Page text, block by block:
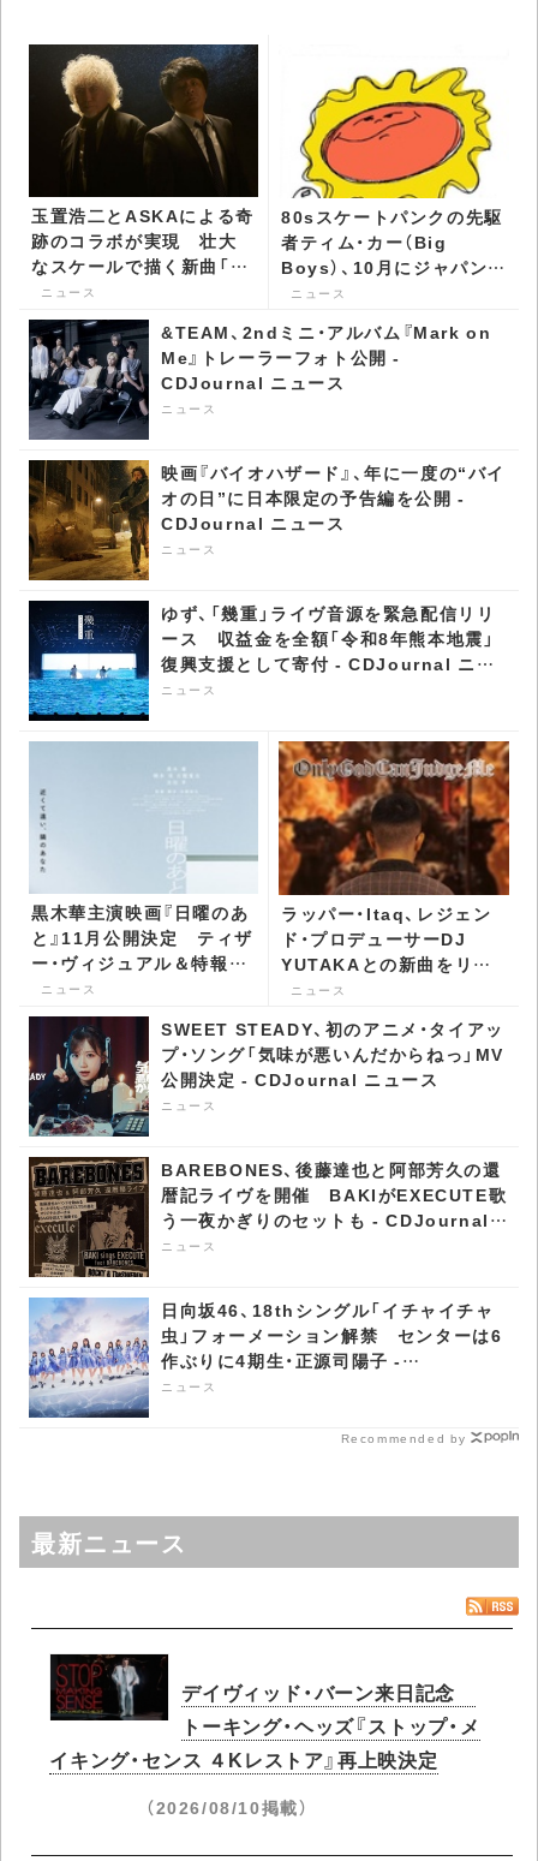
玉置浩二とASKAによる奇
跡のコラボが実現 壮大
なスケールで描く新曲「音
銀河」リリース決定 -
CDJournal ニュース
ニュース
80sスケートパンクの先駆
者ティム・カー（Big
Boys）、10月にジャパン・
ツアー開催 - CDJournal
ニュース
&TEAM、2ndミニ・アルバム『Mark on
Me』トレーラーフォト公開 -
CDJournal ニュース
ニュース
映画『バイオハザード』、年に一度の“バイ
オの日”に日本限定の予告編を公開 -
CDJournal ニュース
ニュース
ゆず、「幾重」ライヴ音源を緊急配信リリ
ース 収益金を全額「令和8年熊本地震」
復興支援として寄付 - CDJournal ニュ
ース
ニュース
黒木華主演映画『日曜のあ
と』11月公開決定 ティザ
ー・ヴィジュアル＆特報公
開 - CDJournal ニュース
ニュース
ラッパー・Itaq、レジェン
ド・プロデューサーDJ
YUTAKAとの新曲をリリ
ース - CDJournal ニュー
ニュース
SWEET STEADY、初のアニメ・タイアッ
プ・ソング「気味が悪いんだからねっ」MV
公開決定 - CDJournal ニュース
ニュース
BAREBONES、後藤達也と阿部芳久の還
暦記ライヴを開催 BAKIがEXECUTE歌
う一夜かぎりのセットも - CDJournal
ニュース
ニュース
日向坂46、18thシングル「イチャイチャ
虫」フォーメーション解禁 センターは6
作ぶりに4期生・正源司陽子 -
CDJournal ニュース
ニュース
Recommended by
最新ニュース
デイヴィッド・バーン来日記念
トーキング・ヘッズ『ストップ・メ
イキング・センス ４Kレストア』再上映決定
（2026/08/10掲載）